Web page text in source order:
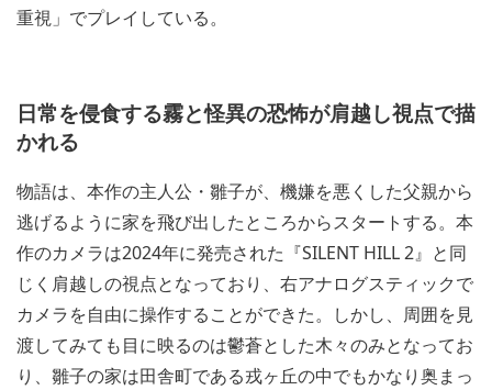
重視」でプレイしている。
日常を侵食する霧と怪異の恐怖が肩越し視点で描
かれる
物語は、本作の主人公・雛子が、機嫌を悪くした父親から
逃げるように家を飛び出したところからスタートする。本
作のカメラは2024年に発売された『SILENT HILL 2』と同
じく肩越しの視点となっており、右アナログスティックで
カメラを自由に操作することができた。しかし、周囲を見
渡してみても目に映るのは鬱蒼とした木々のみとなってお
り、雛子の家は田舎町である戎ヶ丘の中でもかなり奥まっ